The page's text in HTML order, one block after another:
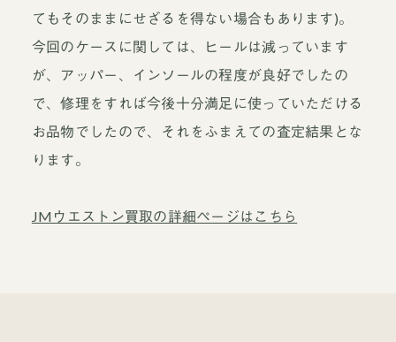
てもそのままにせざるを得ない場合もあります)。
今回のケースに関しては、ヒールは減っています
が、アッパー、インソールの程度が良好でしたの
で、修理をすれば今後十分満足に使っていただける
お品物でしたので、それをふまえての査定結果とな
ります。
JMウエストン買取の詳細ページはこちら